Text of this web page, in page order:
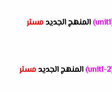
المنهج الجديد مستر
المنهج الجديد مستر